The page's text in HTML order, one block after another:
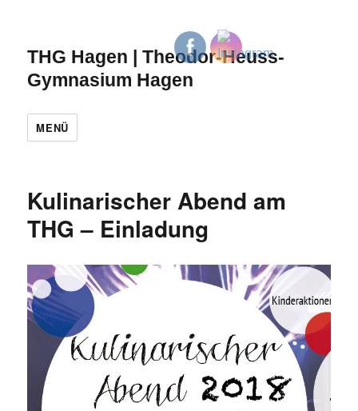
THG Hagen | Theodor-Heuss-
Gymnasium Hagen
MENÜ
Kulinarischer Abend am
THG – Einladung